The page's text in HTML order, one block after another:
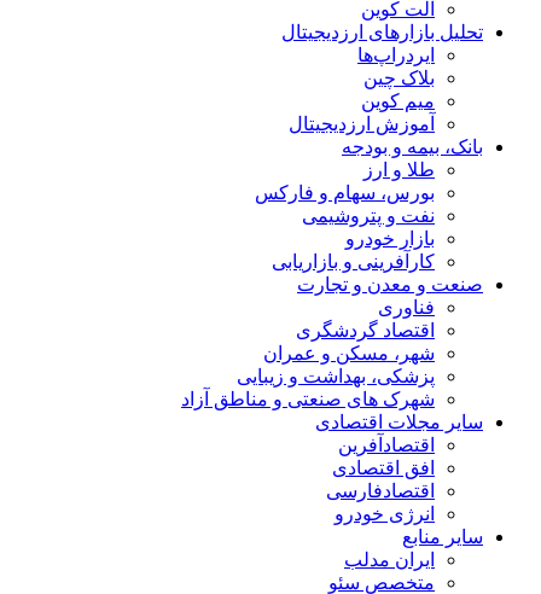
آلت کوین
تحلیل بازارهای ارزدیجیتال
ایردراپ‌ها
بلاک چین
میم کوین‌
آموزش ارزدیجیتال
بانک، بیمه و بودجه
طلا و ارز
بورس، سهام و فارکس
نفت و پتروشیمی
بازار خودرو
کارآفرینی و بازاریابی
صنعت و معدن و تجارت
فناوری
اقتصاد گردشگری
شهر، مسکن و عمران
پزشکی، بهداشت و زیبایی
شهرک های صنعتی و مناطق آزاد
سایر مجلات اقتصادی
اقتصادآفرین
افق اقتصادی
اقتصادفارسی
انرژی خودرو
سایر منابع
ایران مدلب
متخصص سئو